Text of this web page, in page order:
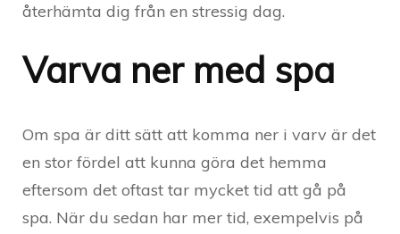
återhämta dig från en stressig dag.
Varva ner med spa
Om spa är ditt sätt att komma ner i varv är det
en stor fördel att kunna göra det hemma
eftersom det oftast tar mycket tid att gå på
spa. När du sedan har mer tid, exempelvis på